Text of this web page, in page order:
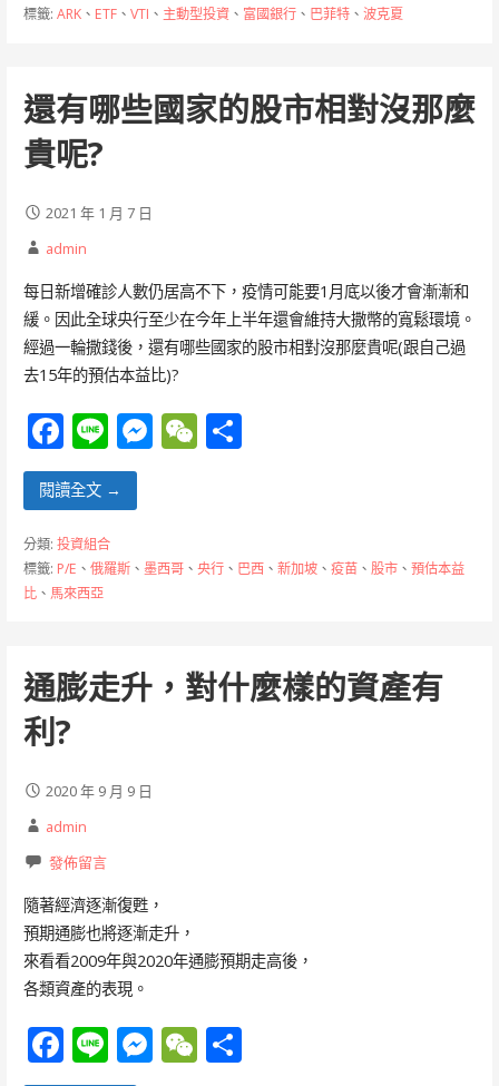
o
k
n
er
at
標籤: ARK、 ETF、 VTI 、 主動型投資、 富國銀行、 巴菲特、 波克夏
還有哪些國家的股市相對沒那麼
貴呢?
2021 年 1 月 7 日
admin
每日新增確診人數仍居高不下，疫情可能要1月底以後才會漸漸和
緩。因此全球央行至少在今年上半年還會維持大撒幣的寬鬆環境。
經過一輪撒錢後，還有哪些國家的股市相對沒那麼貴呢(跟自己過
去15年的預估本益比)?
F
ac
e
b
o
o
Li
n
e
M
n
W
at
分
閱讀全文 →
分類: 投資組合
標籤: P/E 、 俄羅斯、 墨西哥、 央行、 巴西、 新加坡、 疫苗、 股市、 預估本益
比、 馬來西亞
通膨走升，對什麼樣的資產有
利?
2020 年 9 月 9 日
admin
發佈留言
隨著經濟逐漸復甦，
預期通膨也將逐漸走升，
來看看2009年與2020年通膨預期走高後，
各類資產的表現。
F Li M W 分